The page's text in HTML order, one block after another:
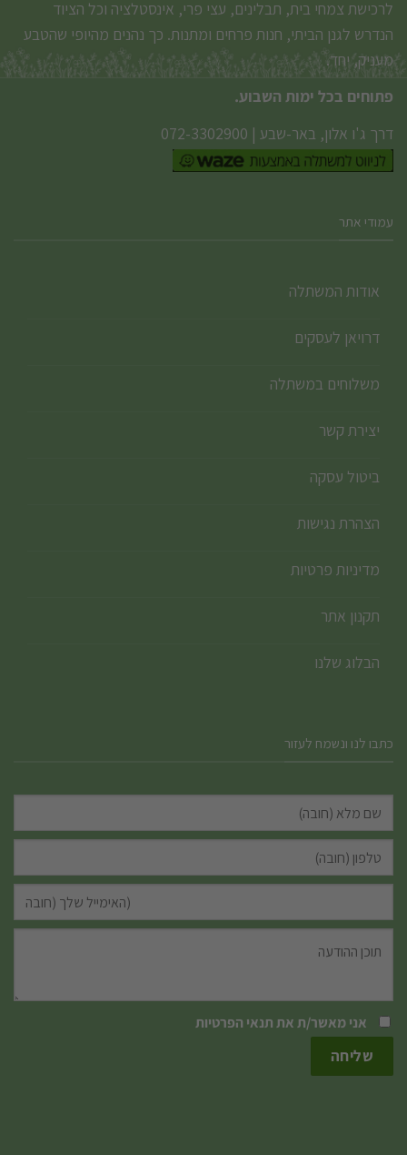
לרכישת צמחי בית, תבלינים, עצי פרי, אינסטלציה וכל הציוד
הנדרש לגנן הביתי, חנות פרחים ומתנות. כך נהנים מהיופי שהטבע
מעניק, יחד.
פתוחים בכל ימות השבוע.
דרך ג'ו אלון, באר-שבע |
072-3302900
עמודי אתר
אודות המשתלה
דרויאן לעסקים
משלוחים במשתלה
יצירת קשר
ביטול עסקה
הצהרת נגישות
מדיניות פרטיות
תקנון אתר
הבלוג שלנו
כתבו לנו ונשמח לעזור
אני מאשר/ת אתתנאי הפרטיות